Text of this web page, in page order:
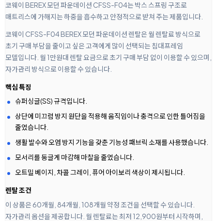
코웨이 BEREX 모던 파운데이션 CFSS-F04는 박스 스프링 구조로
매트리스에 가해지는 하중을 흡수하고 안정적으로 받쳐 주는 제품입니다.
코웨이 CFSS-F04 BEREX 모던 파운데이션 렌탈은 월 렌탈료 방식으로
초기 구매 부담을 줄이고 싶은 고객에게 많이 선택되는 침대프레임
모델입니다. 월 1만원대 렌탈 요금으로 초기 구매 부담 없이 이용할 수 있으며,
자가관리 방식으로 이용할 수 있습니다.
핵심 특징
슈퍼싱글(SS) 규격입니다.
상단에 미끄럼 방지 원단을 적용해 움직임이나 충격으로 인한 틀어짐을
줄였습니다.
생활 발수와 오염 방지 기능을 갖춘 기능성 패브릭 소재를 사용했습니다.
모서리를 둥글게 마감해 마찰을 줄였습니다.
오트밀 베이지, 차콜 그레이, 퓨어 아이보리 색상이 제시됩니다.
렌탈 조건
이 상품은 60개월, 84개월, 108개월 약정 조건을 선택할 수 있습니다.
자가관리 옵션을 제공합니다. 월 렌탈료는 최저 12,900원부터 시작하며,